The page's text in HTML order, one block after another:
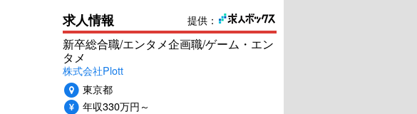
提供：
求人情報
新卒総合職/エンタメ企画職/ゲーム・エン
タメ
株式会社Plott
東京都
年収330万円～